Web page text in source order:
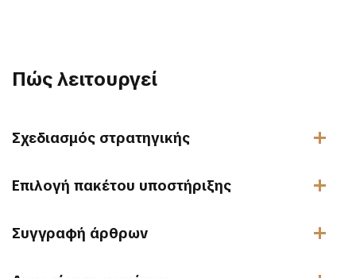
Πώς λειτουργεί
Σχεδιασμός στρατηγικής
Επιλογή πακέτου υποστήριξης
Συγγραφή άρθρων